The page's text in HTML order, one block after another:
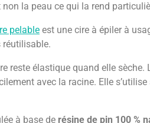
non la peau ce qui la rend
pelable est une cire à épiler à
réutilisable.
reste élastique quand elle
avec la racine. Elle s’utilise
à base de résine de pin 100 %